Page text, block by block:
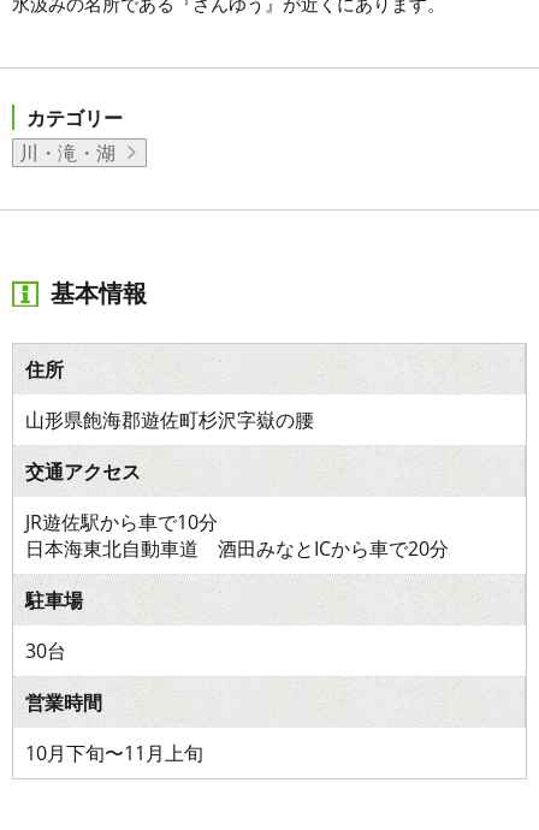
カテゴリー
川・滝・湖
基本情報
住所
山形県飽海郡遊佐町杉沢字嶽の腰
交通アクセス
JR遊佐駅から車で10分
日本海東北自動車道 酒田みなとICから車で20分
駐車場
30台
営業時間
10月下旬〜11月上旬